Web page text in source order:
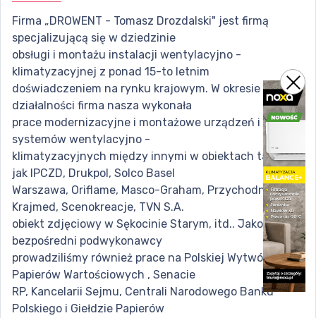
Firma „DROWENT - Tomasz Drozdalski" jest firmą
specjalizującą się w dziedzinie
obsługi i montażu instalacji wentylacyjno -
klimatyzacyjnej z ponad 15-to letnim
doświadczeniem na rynku krajowym. W okresie swej
działalności firma nasza wykonała
prace modernizacyjne i montażowe urządzeń i
systemów wentylacyjno -
klimatyzacyjnych między innymi w obiektach takich
jak IPCZD, Drukpol, Solco Basel
Warszawa, Oriflame, Masco-Graham, Przychodni
Krajmed, Scenokreacje, TVN S.A.
obiekt zdjęciowy w Sękocinie Starym, itd.. Jako
bezpośredni podwykonawcy
prowadziliśmy również prace na Polskiej Wytwórni
Papierów Wartościowych , Senacie
RP, Kancelarii Sejmu, Centrali Narodowego Banku
Polskiego i Giełdzie Papierów